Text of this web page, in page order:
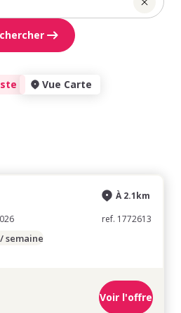
Vue Carte
À 2.1km
ref. 1772613
semaine
Voir l'offre